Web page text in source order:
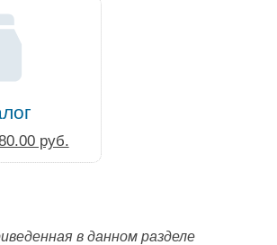
руб.
в данном разделе